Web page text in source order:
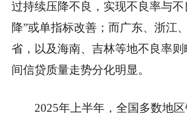
过持续压降不良，实现不良率与不
降”或单指标改善；而广东、浙江
省，以及海南、吉林等地不良率
间信贷质量走势分化明显。
2025年上半年，全国多数地